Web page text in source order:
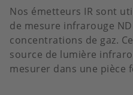
Nos émetteurs IR sont
de mesure infrarouge
concentrations de gaz.
source de lumière
mesurer dans une pièce